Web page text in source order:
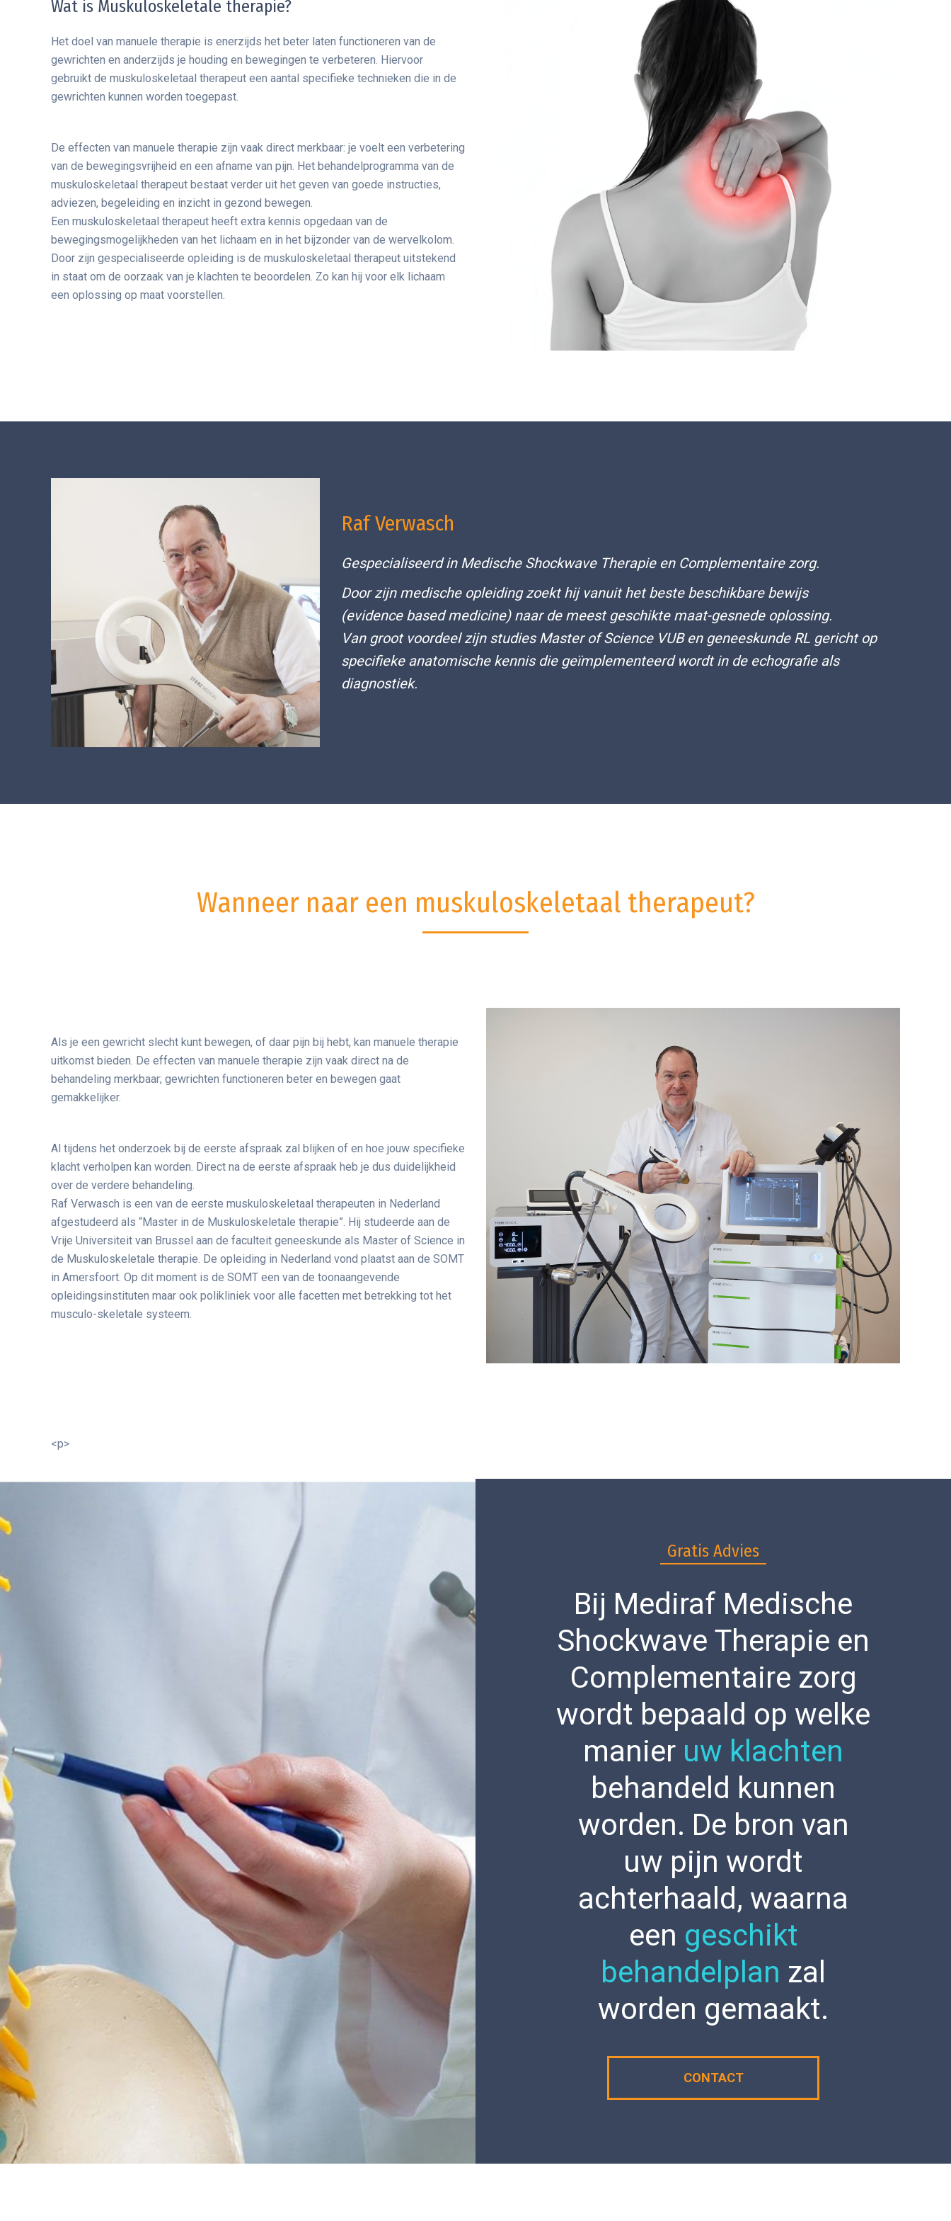
Wat is Muskuloskeletale therapie?
Het doel van manuele therapie is enerzijds het beter laten functioneren van de
gewrichten en anderzijds je houding en bewegingen te verbeteren. Hiervoor
gebruikt de muskuloskeletaal therapeut een aantal specifieke technieken die in de
gewrichten kunnen worden toegepast.
De effecten van manuele therapie zijn vaak direct merkbaar: je voelt een verbetering
van de bewegingsvrijheid en een afname van pijn. Het behandelprogramma van de
muskuloskeletaal therapeut bestaat verder uit het geven van goede instructies,
adviezen, begeleiding en inzicht in gezond bewegen.
Een muskuloskeletaal therapeut heeft extra kennis opgedaan van de
bewegingsmogelijkheden van het lichaam en in het bijzonder van de wervelkolom.
Door zijn gespecialiseerde opleiding is de muskuloskeletaal therapeut uitstekend
in staat om de oorzaak van je klachten te beoordelen. Zo kan hij voor elk lichaam
een oplossing op maat voorstellen.
Raf Verwasch
Gespecialiseerd in Medische Shockwave Therapie en Complementaire zorg.
Door zijn medische opleiding zoekt hij vanuit het beste beschikbare bewijs
(evidence based medicine) naar de meest geschikte maat-gesnede oplossing.
Van groot voordeel zijn studies Master of Science VUB en geneeskunde RL gericht op
specifieke anatomische kennis die geïmplementeerd wordt in de echografie als
diagnostiek.
Wanneer naar een muskuloskeletaal therapeut?
Als je een gewricht slecht kunt bewegen, of daar pijn bij hebt, kan manuele therapie
uitkomst bieden. De effecten van manuele therapie zijn vaak direct na de
behandeling merkbaar; gewrichten functioneren beter en bewegen gaat
gemakkelijker.
Al tijdens het onderzoek bij de eerste afspraak zal blijken of en hoe jouw specifieke
klacht verholpen kan worden. Direct na de eerste afspraak heb je dus duidelijkheid
over de verdere behandeling.
Raf Verwasch is een van de eerste muskuloskeletaal therapeuten in Nederland
afgestudeerd als “Master in de Muskuloskeletale therapie”. Hij studeerde aan de
Vrije Universiteit van Brussel aan de faculteit geneeskunde als Master of Science in
de Muskuloskeletale therapie. De opleiding in Nederland vond plaatst aan de SOMT
in Amersfoort. Op dit moment is de SOMT een van de toonaangevende
opleidingsinstituten maar ook polikliniek voor alle facetten met betrekking tot het
musculo-skeletale systeem.
<p>
Gratis Advies
Bij Mediraf Medische
Shockwave Therapie en
Complementaire zorg
wordt bepaald op welke
manier uw klachten
behandeld kunnen
worden. De bron van
uw pijn wordt
achterhaald, waarna
een geschikt
behandelplan zal
worden gemaakt.
CONTACT